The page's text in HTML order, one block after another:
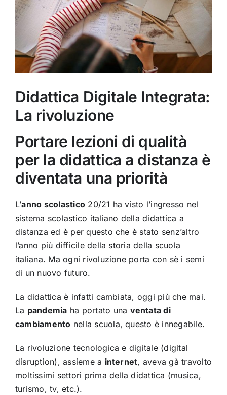
Didattica Digitale Integrata:
La rivoluzione
Portare lezioni di qualità
per la didattica a distanza è
diventata una priorità
L’anno scolastico 20/21 ha visto l’ingresso nel
sistema scolastico italiano della didattica a
distanza ed è per questo che è stato senz’altro
l’anno più difficile della storia della scuola
italiana. Ma ogni rivoluzione porta con sè i semi
di un nuovo futuro.
La didattica è infatti cambiata, oggi più che mai.
La pandemia ha portato una ventata di
cambiamento nella scuola, questo è innegabile.
La rivoluzione tecnologica e digitale (digital
disruption), assieme a internet, aveva gà travolto
moltissimi settori prima della didattica (musica,
turismo, tv, etc.).